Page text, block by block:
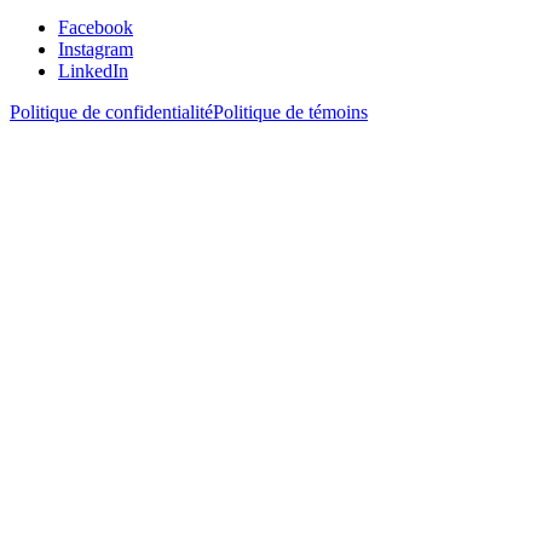
Facebook
Instagram
LinkedIn
Politique de confidentialitéPolitique de témoins